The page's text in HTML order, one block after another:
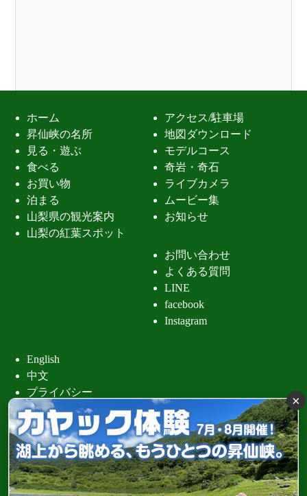
ホーム
昇仙峡の名所
見る・遊ぶ
食べる
お買い物
泊まる
山梨県の観光案内
山梨の紅葉スポット
アクセス/駐車場
地図ダウンロード
モデルコース
奇岩・奇石
ライブカメラ
ムービー集
お知らせ
お問い合わせ
よくある質問
LINE
facebook
Instagram
English
中文
プライバシー
昇仙峡 清
Copyright (C) 昇仙峡観光協会 All Rights Reserved.
×